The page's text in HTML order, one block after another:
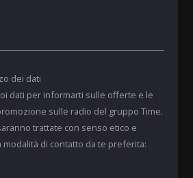
dei dati
dati per informarti sulle offerte e le
sulle radio del gruppo Time.
trattate con senso etico e
di contatto da te preferita: